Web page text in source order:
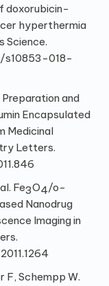
doxorubicin-
hyperthermia
Science.
s10853-018-
Preparation and
Encapsulated
Medicinal
Letters.
Fe3O4/o-
Nanodrug
Imaging in
F, Schempp W.